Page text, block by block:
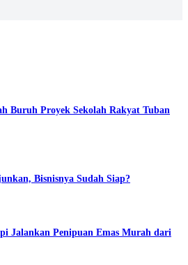
Buruh Proyek Sekolah Rakyat Tuban
Bisnisnya Sudah Siap?
Jalankan Penipuan Emas Murah dari